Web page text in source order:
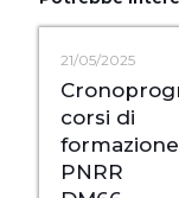
21/05/2025
corsi di
formazione
PNRR